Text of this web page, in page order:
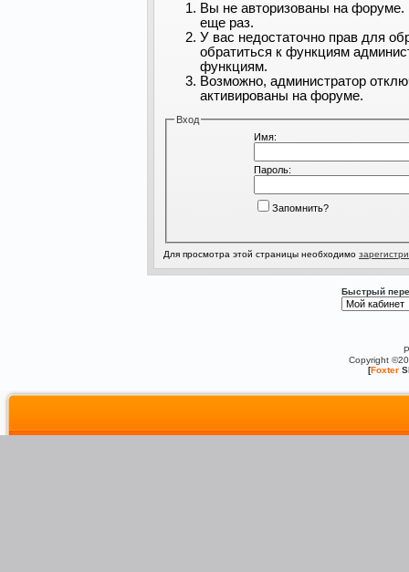
Вы не авторизованы на форуме.
еще раз.
У вас недостаточно прав для
обратиться к функциям
функциям.
Возможно, администратор
активированы на форуме.
Вход
Имя:
Пароль:
Запомнить?
Для просмотра этой страницы необходимо
Быстрый
Copyright
[Foxter